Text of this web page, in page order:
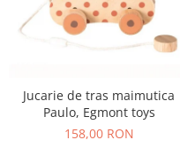
Jucarie de tras maimutica
Paulo, Egmont toys
158,00 RON